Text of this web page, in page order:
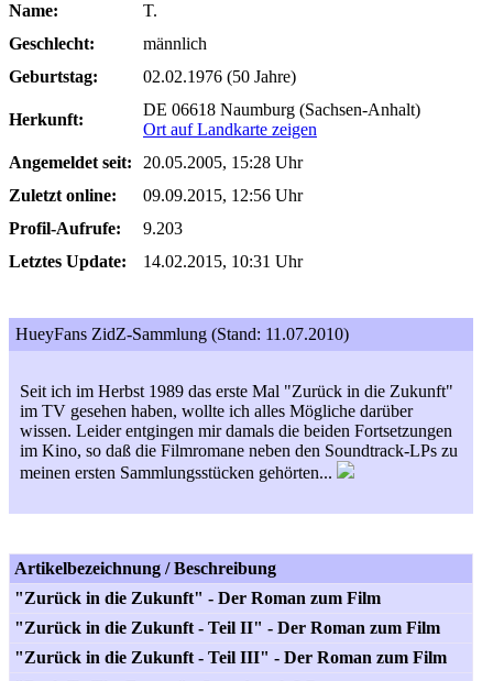
Name:
T.
Geschlecht:
männlich
Geburtstag:
02.02.1976 (50 Jahre)
Herkunft:
DE 06618 Naumburg (Sachsen-Anhalt)
Ort auf Landkarte zeigen
Angemeldet seit:
20.05.2005, 15:28 Uhr
Zuletzt online:
09.09.2015, 12:56 Uhr
Profil-Aufrufe:
9.203
Letztes Update:
14.02.2015, 10:31 Uhr
HueyFans ZidZ-Sammlung (Stand: 11.07.2010)
Seit ich im Herbst 1989 das erste Mal "Zurück in die Zukunft"
im TV gesehen haben, wollte ich alles Mögliche darüber
wissen. Leider entgingen mir damals die beiden Fortsetzungen
im Kino, so daß die Filmromane neben den Soundtrack-LPs zu
meinen ersten Sammlungsstücken gehörten...
Artikelbezeichnung / Beschreibung
"Zurück in die Zukunft" - Der Roman zum Film
"Zurück in die Zukunft - Teil II" - Der Roman zum Film
"Zurück in die Zukunft - Teil III" - Der Roman zum Film